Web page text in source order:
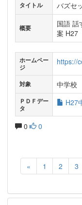
タイトル バズセ
概要
国語 話
案 H27
ホームペー
ジ
https://
対象 中学校
ＰＤＦデー
タ
H27
0 0
« 1 2 3